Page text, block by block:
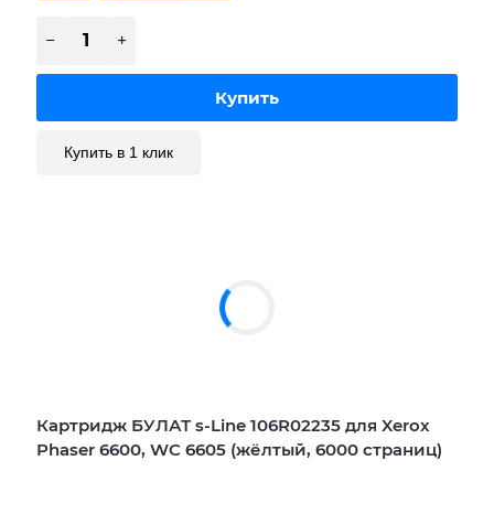
Купить в 1 клик
Картридж БУЛАТ s-Line 106R02235 для Xerox
Phaser 6600, WC 6605 (жёлтый, 6000 страниц)